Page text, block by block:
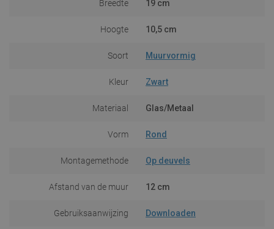
Breedte 19 cm
Hoogte 10,5 cm
Soort Muurvormig
Kleur Zwart
Materiaal Glas/Metaal
Vorm Rond
Montagemethode Op deuvels
Afstand van de muur 12 cm
Gebruiksaanwijzing Downloaden